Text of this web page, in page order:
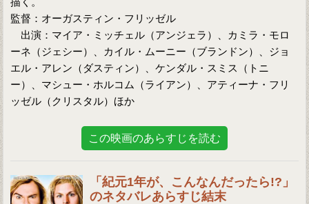
監督：オーガスティン・フリッゼル
出演：マイア・ミッチェル（アンジェラ）、カミラ・モロ
ーネ（ジェシー）、カイル・ムーニー（ブランドン）、ジョ
エル・アレン（ダスティン）、ケンダル・スミス（トニ
ー）、マシュー・ホルコム（ライアン）、アティーナ・フリ
ッゼル（クリスタル）ほか
この映画のあらすじを読む
「紀元1年が、こんなんだったら!?」
のネタバレあらすじ結末